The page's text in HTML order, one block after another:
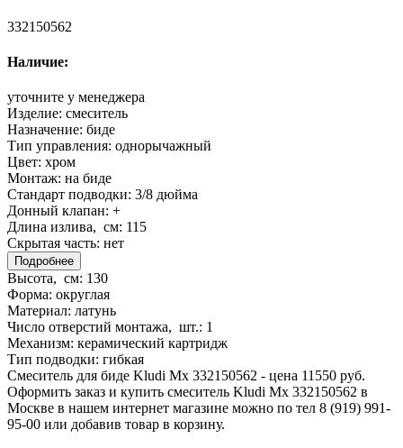
332150562
Наличие:
уточните у менеджера
Изделие: смеситель
Назначение: биде
Тип управления: однорычажный
Цвет: хром
Монтаж: на биде
Стандарт подводки: 3/8 дюйма
Донный клапан: +
Длина излива, см: 115
Скрытая часть: нет
Подробнее
Высота, см: 130
Форма: округлая
Материал: латунь
Число отверстий монтажа, шт.: 1
Механизм: керамический картридж
Тип подводки: гибкая
Смеситель для биде Kludi Mx 332150562 - цена 11550 руб.
Оформить заказ и купить смеситель Kludi Mx 332150562 в
Москве в нашем интернет магазине можно по тел 8 (919) 991-
95-00 или добавив товар в корзину.